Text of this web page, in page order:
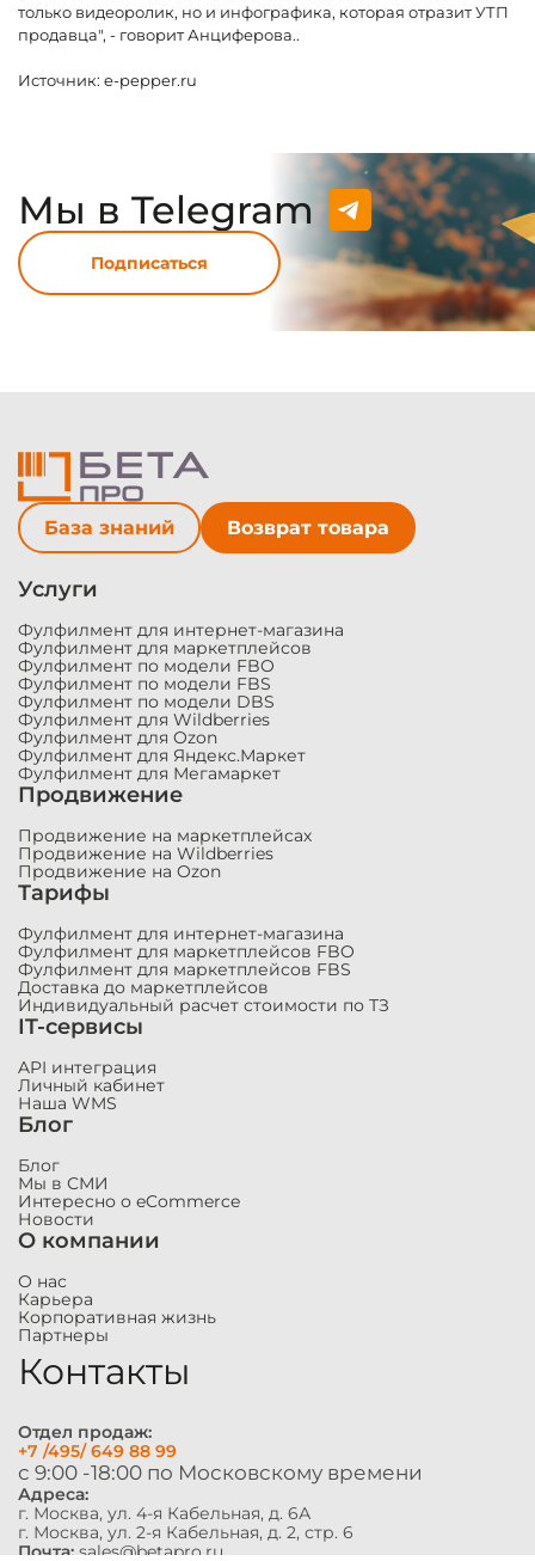
только видеоролик, но и инфографика, которая отразит УТП
продавца", - говорит Анциферова..
Источник: e-pepper.ru
Мы в Telegram
Подписаться
База знаний Возврат товара
Услуги
Фулфилмент для интернет-магазина
Фулфилмент для маркетплейсов
Фулфилмент по модели FBO
Фулфилмент по модели FBS
Фулфилмент по модели DBS
Фулфилмент для Wildberries
Фулфилмент для Ozon
Фулфилмент для Яндекс.Маркет
Фулфилмент для Мегамаркет
Продвижение
Продвижение на маркетплейсах
Продвижение на Wildberries
Продвижение на Ozon
Тарифы
Фулфилмент для интернет-магазина
Фулфилмент для маркетплейсов FBO
Фулфилмент для маркетплейсов FBS
Доставка до маркетплейсов
Индивидуальный расчет стоимости по ТЗ
IT-сервисы
API интеграция
Личный кабинет
Наша WMS
Блог
Блог
Мы в СМИ
Интересно о eCommerce
Новости
О компании
О нас
Карьера
Корпоративная жизнь
Партнеры
Контакты
Отдел продаж:
+7 /495/ 649 88 99
с 9:00 -18:00 по Московскому времени
Адреса:
г. Москва, ул. 4-я Кабельная, д. 6А
г. Москва, ул. 2-я Кабельная, д. 2, стр. 6
Почта: sales@betapro.ru